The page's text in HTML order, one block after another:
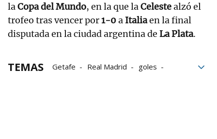
laCopa del Mundo, en la que laCelestealzó el
trofeo tras vencer por1-0a Italiaen la final
disputada en la ciudad argentina de La Plata.
TEMAS Getafe Real Madrid
goles